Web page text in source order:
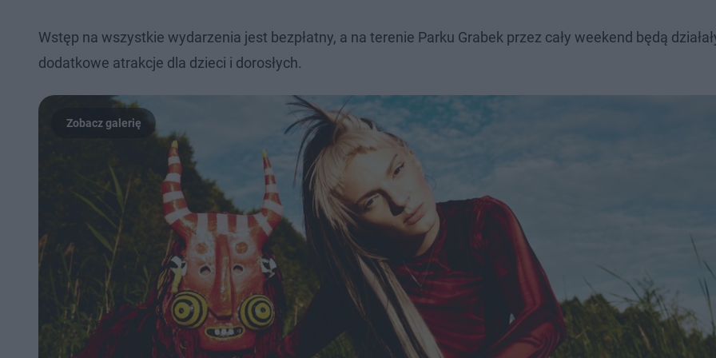
Wstęp na wszystkie wydarzenia jest bezpłatny, a na terenie Parku Grabek przez cały weekend będą
dodatkowe atrakcje dla dzieci i dorosłych.